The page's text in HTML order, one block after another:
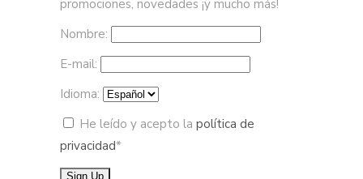
promociones, novedades ¡y mucho más!
Nombre:
E-mail:
Idioma:
He leído y acepto la política de
privacidad*